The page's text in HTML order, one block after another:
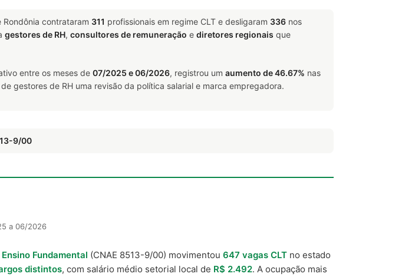
Rondônia contrataram 311 profissionais em regime CLT e desligaram 336 nos
gestores de RH, consultores de remuneração e diretores regionais que
entre os meses de 07/2025 e 06/2026, registrou um aumento de 46.67% nas
gestores de RH uma revisão da política salarial e marca empregadora.
9/00
a 06/2026
Fundamental (CNAE 8513-9/00) movimentou 647 vagas CLT no estado
distintos, com salário médio setorial local de R$ 2.492. A ocupação mais